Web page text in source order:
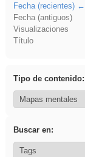
Fecha (recientes)
Fecha (antiguos)
Visualizaciones
Título
Tipo de contenido:
Buscar en: